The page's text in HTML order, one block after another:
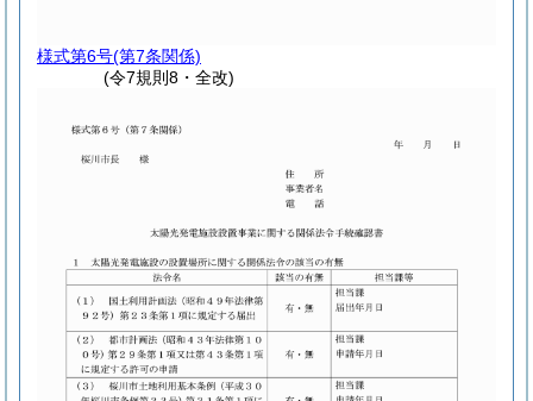
様式第6号(第7条関係)
(令7規則8・全改)